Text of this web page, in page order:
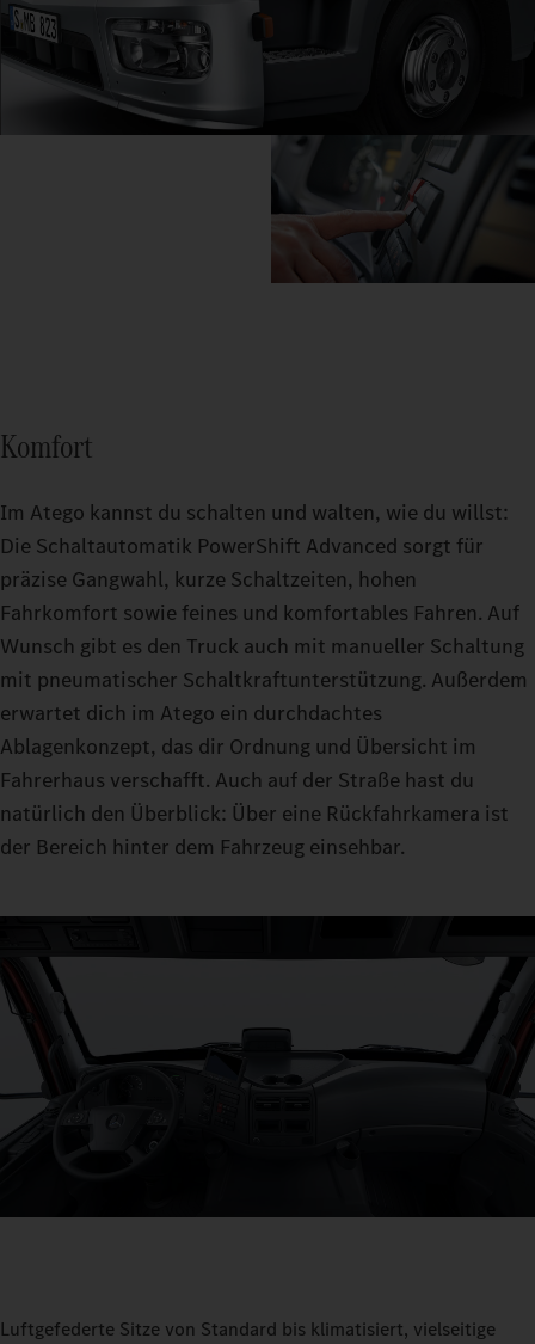
Komfort
Im Atego kannst du schalten und walten, wie du willst:
Die Schaltautomatik PowerShift Advanced sorgt für
präzise Gangwahl, kurze Schaltzeiten, hohen
Fahrkomfort sowie feines und komfortables Fahren. Auf
Wunsch gibt es den Truck auch mit manueller Schaltung
mit pneumatischer Schaltkraftunterstützung. Außerdem
erwartet dich im Atego ein durchdachtes
Ablagenkonzept, das dir Ordnung und Übersicht im
Fahrerhaus verschafft. Auch auf der Straße hast du
natürlich den Überblick: Über eine Rückfahrkamera ist
der Bereich hinter dem Fahrzeug einsehbar.
Luftgefederte Sitze von Standard bis klimatisiert, vielseitige